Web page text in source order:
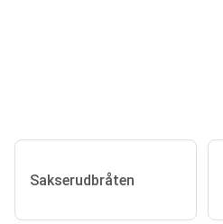
Sakserudbråten